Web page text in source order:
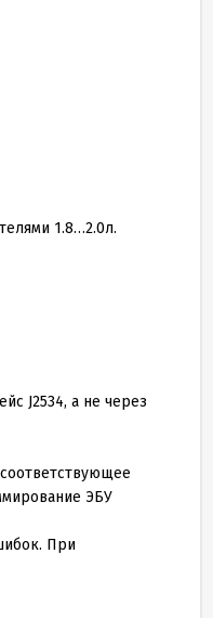
1.8…2.0л.
J2534, а не через
ЭБУ
При